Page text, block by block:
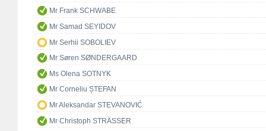
Mr Frank SCHWABE
Mr Samad SEYIDOV
Mr Serhii SOBOLIEV
Mr Søren SØNDERGAARD
Ms Olena SOTNYK
Mr Corneliu ȘTEFAN
Mr Aleksandar STEVANOVIĆ
Mr Christoph STRÄSSER